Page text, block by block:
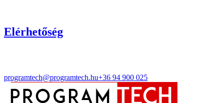
Elérhetőség
programtech@programtech.hu+36 94 900 025